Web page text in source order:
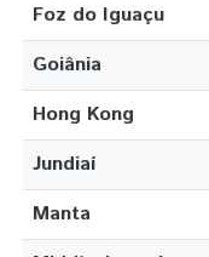
Foz do Iguaçu
Goiânia
Hong Kong
Jundiaí
Manta